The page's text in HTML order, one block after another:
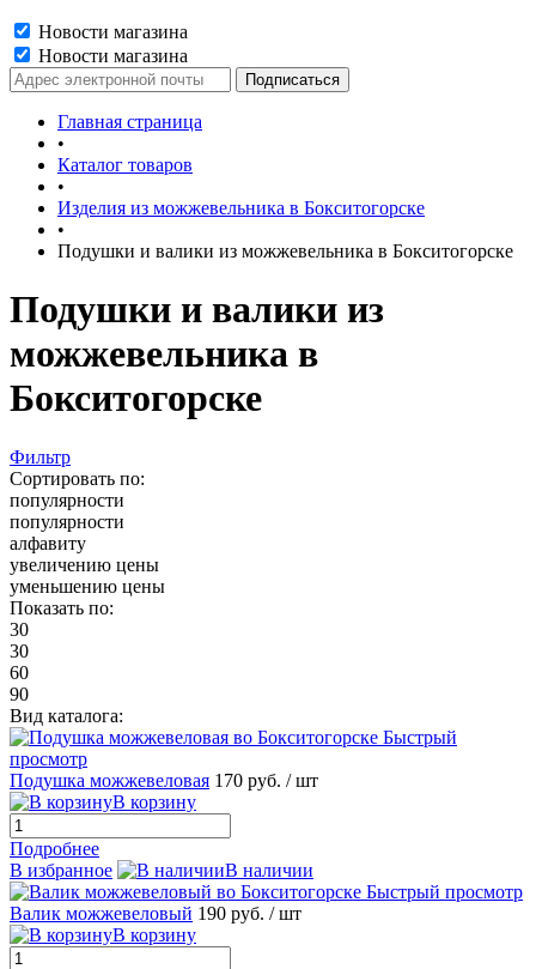
Новости магазина
Новости магазина
Главная страница
•
Каталог товаров
•
Изделия из можжевельника в Бокситогорске
•
Подушки и валики из можжевельника в Бокситогорске
Подушки и валики из
можжевельника в
Бокситогорске
Фильтр
Сортировать по:
популярности
популярности
алфавиту
увеличению цены
уменьшению цены
Показать по:
30
30
60
90
Вид каталога:
Быстрый
просмотр
Подушка можжевеловая 170 руб. / шт
В корзину
Подробнее
В избранное
В наличии
Быстрый просмотр
Валик можжевеловый 190 руб. / шт
В корзину